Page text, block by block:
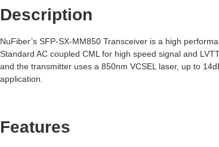
Description
NuFiber’s SFP-SX-MM850 Transceiver is a high
Standard AC coupled CML for high speed signal and
and the transmitter uses a 850nm VCSEL laser, up to
application.
Features